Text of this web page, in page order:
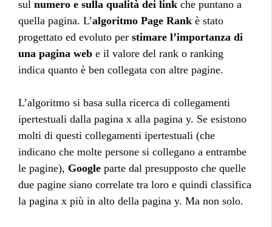
sul numero e sulla qualità dei link che puntano a
quella pagina. L’algoritmo Page Rank è stato
progettato ed evoluto per stimare l’importanza di
una pagina web e il valore del rank o ranking
indica quanto è ben collegata con altre pagine.
L’algoritmo si basa sulla ricerca di collegamenti
ipertestuali dalla pagina x alla pagina y. Se esistono
molti di questi collegamenti ipertestuali (che
indicano che molte persone si collegano a entrambe
le pagine), Google parte dal presupposto che quelle
due pagine siano correlate tra loro e quindi classifica
la pagina x più in alto della pagina y. Ma non solo.